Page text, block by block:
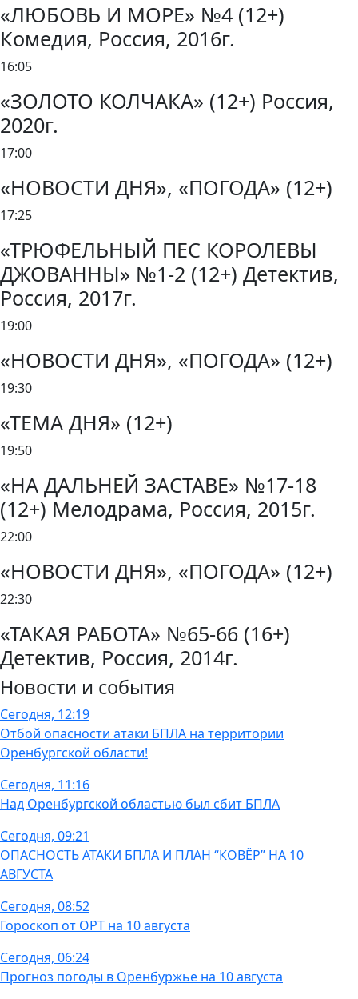
«ЛЮБОВЬ И МОРЕ» №4 (12+)
Комедия, Россия, 2016г.
16:05
«ЗОЛОТО КОЛЧАКА» (12+) Россия,
2020г.
17:00
«НОВОСТИ ДНЯ», «ПОГОДА» (12+)
17:25
«ТРЮФЕЛЬНЫЙ ПЕС КОРОЛЕВЫ
ДЖОВАННЫ» №1-2 (12+) Детектив,
Россия, 2017г.
19:00
«НОВОСТИ ДНЯ», «ПОГОДА» (12+)
19:30
«ТЕМА ДНЯ» (12+)
19:50
«НА ДАЛЬНЕЙ ЗАСТАВЕ» №17-18
(12+) Мелодрама, Россия, 2015г.
22:00
«НОВОСТИ ДНЯ», «ПОГОДА» (12+)
22:30
«ТАКАЯ РАБОТА» №65-66 (16+)
Детектив, Россия, 2014г.
Новости и события
Сегодня, 12:19
Отбой опасности атаки БПЛА на территории
Оренбургской области!
Сегодня, 11:16
Над Оренбургской областью был сбит БПЛА
Сегодня, 09:21
ОПАСНОСТЬ АТАКИ БПЛА И ПЛАН “КОВЁР” НА 10
АВГУСТА
Сегодня, 08:52
Гороскоп от ОРТ на 10 августа
Сегодня, 06:24
Прогноз погоды в Оренбуржье на 10 августа